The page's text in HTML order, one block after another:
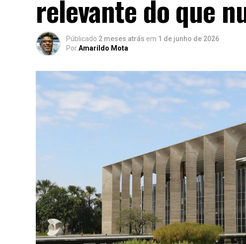
relevante do que
Públicado 2 meses atrás em 1 de junho de 2026
PorAmarildo Mota